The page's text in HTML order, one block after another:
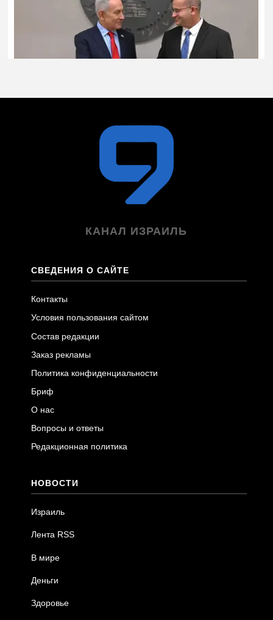
КАНАЛ ИЗРАИЛЬ
СВЕДЕНИЯ О САЙТЕ
Контакты
Условия пользования сайтом
Состав редакции
Заказ рекламы
Политика конфиденциальности
Бриф
О нас
Вопросы и ответы
Редакционная политика
НОВОСТИ
Израиль
Лента RSS
В мире
Деньги
Здоровье